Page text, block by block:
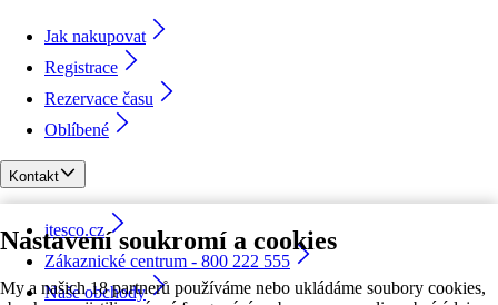
Nastavení soukromí a cookies
My a našich 18 partnerů používáme nebo ukládáme soubory cookies,
Jak nakupovat
Registrace
Rezervace času
Oblíbené
Kontakt
itesco.cz
Zákaznické centrum - 800 222 555
Naše obchody